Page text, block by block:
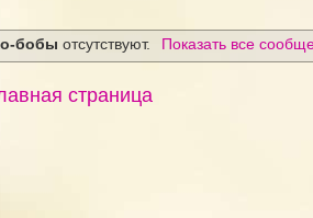
бобы отсутствуют. Показать все
страница